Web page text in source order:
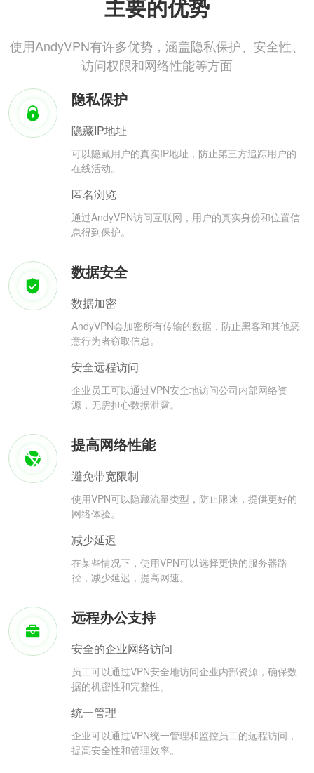
主要的优势
使用AndyVPN有许多优势，涵盖隐私保护、安全性、
访问权限和网络性能等方面
隐私保护
隐藏IP地址
可以隐藏用户的真实IP地址，防止第三方追踪用户的
在线活动。
匿名浏览
通过AndyVPN访问互联网，用户的真实身份和位置信
息得到保护。
数据安全
数据加密
AndyVPN会加密所有传输的数据，防止黑客和其他恶
意行为者窃取信息。
安全远程访问
企业员工可以通过VPN安全地访问公司内部网络资
源，无需担心数据泄露。
提高网络性能
避免带宽限制
使用VPN可以隐藏流量类型，防止限速，提供更好的
网络体验。
减少延迟
在某些情况下，使用VPN可以选择更快的服务器路
径，减少延迟，提高网速。
远程办公支持
安全的企业网络访问
员工可以通过VPN安全地访问企业内部资源，确保数
据的机密性和完整性。
统一管理
企业可以通过VPN统一管理和监控员工的远程访问，
提高安全性和管理效率。